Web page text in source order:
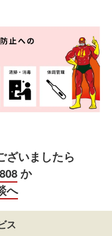
ざいましたら
か
へ
ス